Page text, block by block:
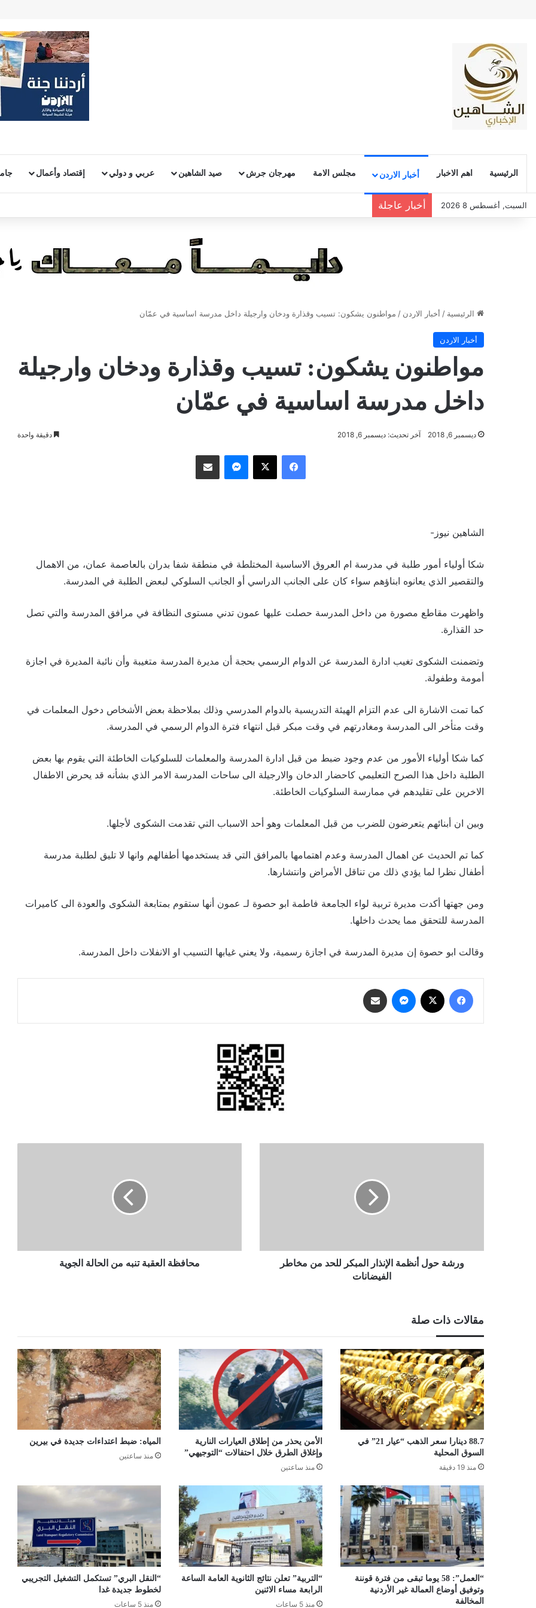
الرئيسية اهم الاخبار أخبار الاردن مجلس الامة مهرجان جرش صيد الشاهين عربي و دولي إقتصاد وأعمال
السبت, أغسطس 8 2026 أخبار عاجلة
الرئيسية / أخبار الاردن / مواطنون يشكون: تسيب وقذارة ودخان وارجيلة داخل مدرسة اساسية في عمّان
أخبار الاردن
مواطنون يشكون: تسيب وقذارة ودخان وارجيلة
داخل مدرسة اساسية في عمّان
ديسمبر 6, 2018 آخر تحديث: ديسمبر 6, 2018 دقيقة واحدة
فيسبوك ‫X ماسنجر مشاركة عبر البريد
الشاهين نيوز-
شكا أولياء أمور طلبة في مدرسة ام العروق الاساسية المختلطة في منطقة شفا بدران بالعاصمة عمان، من الاهمال
والتقصير الذي يعانوه ابناؤهم سواء كان على الجانب الدراسي أو الجانب السلوكي لبعض الطلبة في المدرسة.
واظهرت مقاطع مصورة من داخل المدرسة حصلت عليها عمون تدني مستوى النظافة في مرافق المدرسة والتي تصل
حد القذارة.
وتضمنت الشكوى تغيب ادارة المدرسة عن الدوام الرسمي بحجة أن مديرة المدرسة متغيبة وأن نائبة المديرة في اجازة
أمومة وطفولة.
كما تمت الاشارة الى عدم التزام الهيئة التدريسية بالدوام المدرسي وذلك بملاحظة بعض الأشخاص دخول المعلمات في
وقت متأخر الى المدرسة ومغادرتهم في وقت مبكر قبل انتهاء فترة الدوام الرسمي في المدرسة.
كما شكا أولياء الأمور من عدم وجود ضبط من قبل ادارة المدرسة والمعلمات للسلوكيات الخاطئة التي يقوم بها بعض
الطلبة داخل هذا الصرح التعليمي كاحضار الدخان والارجيلة الى ساحات المدرسة الامر الذي بشأنه قد يحرض الاطفال
الاخرين على تقليدهم في ممارسة السلوكيات الخاطئة.
وبين ان أبنائهم يتعرضون للضرب من قبل المعلمات وهو أحد الاسباب التي تقدمت الشكوى لأجلها.
كما تم الحديث عن اهمال المدرسة وعدم اهتمامها بالمرافق التي قد يستخدمها أطفالهم وانها لا تليق لطلبة مدرسة
أطفال نظرا لما يؤدي ذلك من تناقل الأمراض وانتشارها.
ومن جهتها أكدت مديرة تربية لواء الجامعة فاطمة ابو حصوة لـ عمون أنها ستقوم بمتابعة الشكوى والعودة الى كاميرات
المدرسة للتحقق مما يحدث داخلها.
وقالت ابو حصوة إن مديرة المدرسة في اجازة رسمية، ولا يعني غيابها التسيب او الانفلات داخل المدرسة.
فيسبوك ماسنجر
الفيضانات
ورشة حول أنظمة الإنذار المبكر للحد من مخاطر
الفيضانات
محافظة العقبة تنبه من الحالة الجوية
مقالات ذات صلة
88.7 دينارا سعر الذهب “عيار 21” في
السوق المحلية
منذ 19 دقيقة
الأمن يحذر من إطلاق العيارات النارية
وإغلاق الطرق خلال احتفالات “التوجيهي”
منذ ساعتين
المياه: ضبط اعتداءات جديدة في بيرين
منذ ساعتين
“العمل”: 58 يوما تبقى من فترة قوننة
وتوفيق أوضاع العمالة غير الأردنية
المخالفة
“التربية” تعلن نتائج الثانوية العامة الساعة
الرابعة مساء الاثنين
منذ 5 ساعات
“النقل البري” تستكمل التشغيل التجريبي
لخطوط جديدة غدا
منذ 5 ساعات